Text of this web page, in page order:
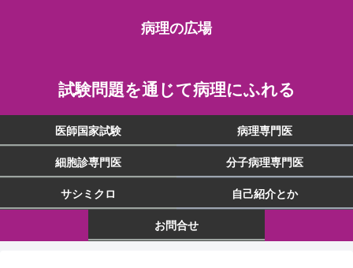
病理の広場
試験問題を通じて病理にふれる
医師国家試験 病理専門医
細胞診専門医 分子病理専門医
サシミクロ 自己紹介とか
お問合せ